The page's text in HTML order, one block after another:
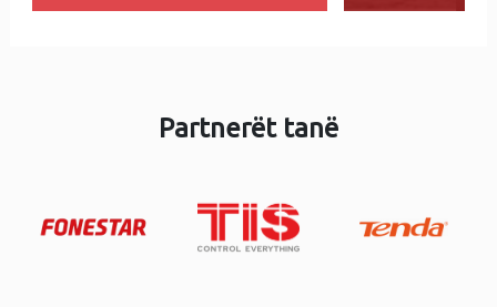
Partnerët tanë